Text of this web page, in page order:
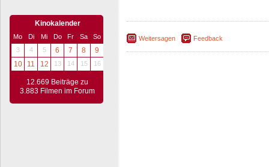
Kinokalender
Mo Di Mi Do Fr Sa
So
3
4 5 6 7 8
9
10
11 12 13 14 15 16
12.669 Beiträge zu
3.883 Filmen im Forum
Weitersagen Feedback